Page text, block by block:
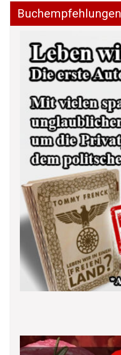
Buchempfehlungen